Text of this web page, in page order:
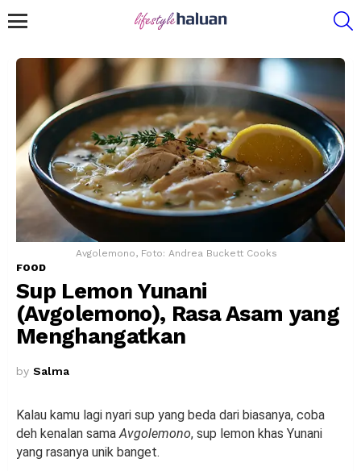
Avgolemono, Foto: Andrea Buckett Cooks
FOOD
Sup Lemon Yunani
(Avgolemono), Rasa Asam yang
Menghangatkan
by Salma
Kalau kamu lagi nyari sup yang beda dari biasanya, coba
deh kenalan samaAvgolemono, sup lemon khas Yunani
yang rasanya unik banget.